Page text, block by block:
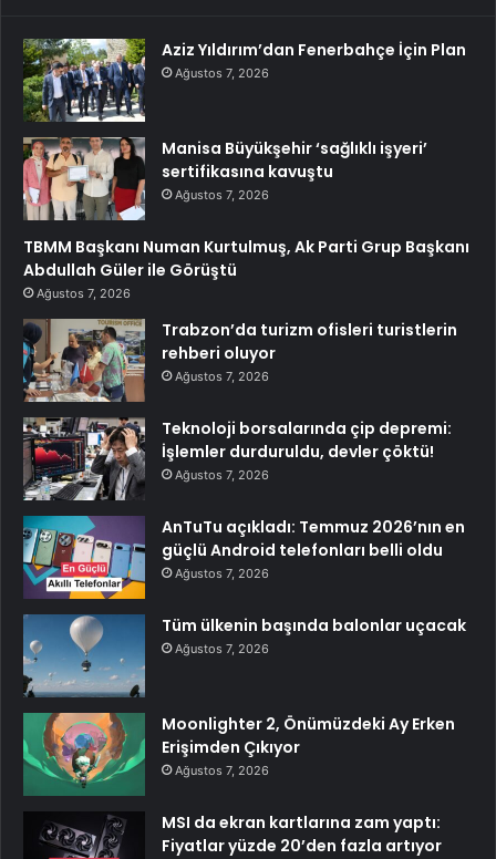
Aziz Yıldırım’dan Fenerbahçe İçin Plan
Ağustos 7, 2026
Manisa Büyükşehir ‘sağlıklı işyeri’
sertifikasına kavuştu
Ağustos 7, 2026
TBMM Başkanı Numan Kurtulmuş, Ak Parti Grup Başkanı
Abdullah Güler ile Görüştü
Ağustos 7, 2026
Trabzon’da turizm ofisleri turistlerin
rehberi oluyor
Ağustos 7, 2026
Teknoloji borsalarında çip depremi:
İşlemler durduruldu, devler çöktü!
Ağustos 7, 2026
AnTuTu açıkladı: Temmuz 2026’nın en
güçlü Android telefonları belli oldu
Ağustos 7, 2026
Tüm ülkenin başında balonlar uçacak
Ağustos 7, 2026
Moonlighter 2, Önümüzdeki Ay Erken
Erişimden Çıkıyor
Ağustos 7, 2026
MSI da ekran kartlarına zam yaptı:
Fiyatlar yüzde 20’den fazla artıyor